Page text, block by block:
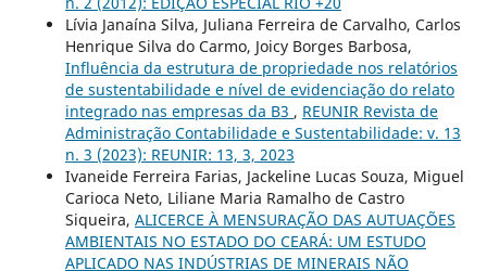
Lívia Janaína Silva, Juliana Ferreira de Carvalho, Carlos
Henrique Silva do Carmo, Joicy Borges Barbosa,
Influência da estrutura de propriedade nos relatórios
de sustentabilidade e nível de evidenciação do relato
integrado nas empresas da B3 , REUNIR Revista de
Administração Contabilidade e Sustentabilidade: v. 13
n. 3 (2023): REUNIR: 13, 3, 2023
Ivaneide Ferreira Farias, Jackeline Lucas Souza, Miguel
Carioca Neto, Liliane Maria Ramalho de Castro
Siqueira, ALICERCE À MENSURAÇÃO DAS AUTUAÇÕES
AMBIENTAIS NO ESTADO DO CEARÁ: UM ESTUDO
APLICADO NAS INDÚSTRIAS DE MINERAIS NÃO